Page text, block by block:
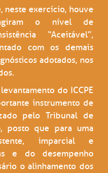
neste exercício, houve
o nível de
“Aceitável”,
com os demais
adotados, nos
do ICCPE
instrumento de
pelo Tribunal de
posto que para uma
imparcial e
e do desempenho
o alinhamento dos